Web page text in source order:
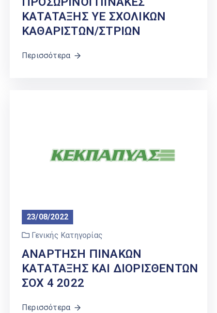
ΚΑΤΑΤΑΞΗΣ ΥΕ ΣΧΟΛΙΚΩΝ
ΚΑΘΑΡΙΣΤΩΝ/ΣΤΡΙΩΝ
Περισσότερα
23/08/2022
Γενικής Κατηγορίας
ΑΝΑΡΤΗΣΗ ΠΙΝΑΚΩΝ
ΚΑΤΑΤΑΞΗΣ ΚΑΙ ΔΙΟΡΙΣΘΕΝΤΩΝ
ΣΟΧ 4 2022
Περισσότερα